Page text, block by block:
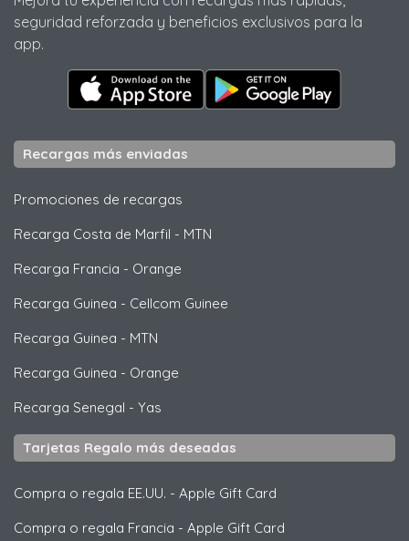
seguridad reforzada y beneficios exclusivos para la
app.
Recargas más enviadas
Promociones de recargas
Recarga Costa de Marfil - MTN
Recarga Francia - Orange
Recarga Guinea - Cellcom Guinee
Recarga Guinea - MTN
Recarga Guinea - Orange
Recarga Senegal - Yas
Tarjetas Regalo más deseadas
Compra o regala EE.UU. - Apple Gift Card
Compra o regala Francia - Apple Gift Card